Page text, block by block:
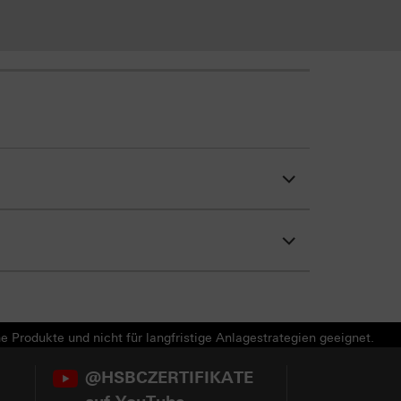
Produkte und nicht für langfristige Anlagestrategien geeignet.
@HSBCZERTIFIKATE